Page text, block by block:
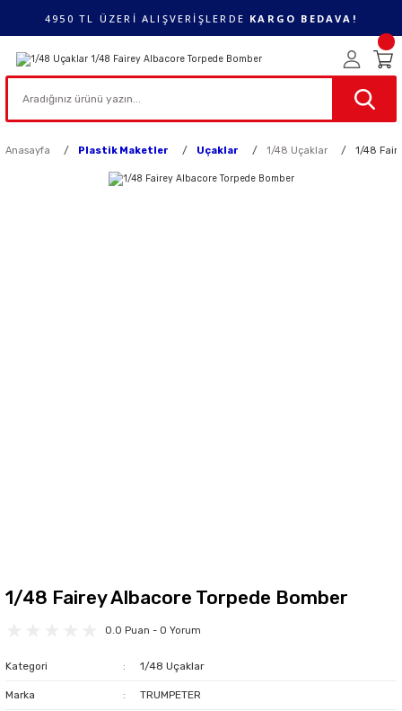
4950 TL ÜZERİ ALIŞVERİŞLERDE KARGO BEDAVA!
Anasayfa Plastik Maketler Uçaklar 1/48 Uçaklar 1/48
1/48 Fairey Albacore Torpede Bomber
0.0 Puan - 0 Yorum
Kategori 1/48 Uçaklar
Marka TRUMPETER